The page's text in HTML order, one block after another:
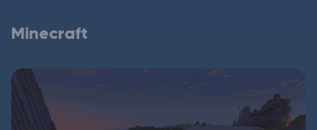
Minecraft